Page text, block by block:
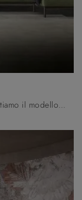
Salotti e divani con penisola Samoa: ti presentiamo il modello Peppy Special in tessuto per valorizzare il soggiorno.